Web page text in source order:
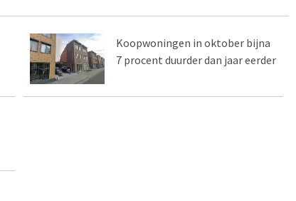
Koopwoningen in oktober bijna
7 procent duurder dan jaar eerder